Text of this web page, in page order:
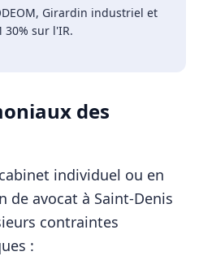
Girardin industriel et
30% sur l'IR.
des
individuel ou en
de avocat à Saint-Denis
contraintes
: